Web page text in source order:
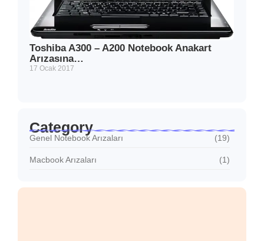
Toshiba A300 – A200 Notebook Anakart
Arızasına…
17 Ocak 2017
Category
Genel Notebook Arızaları (19)
Macbook Arızaları (1)